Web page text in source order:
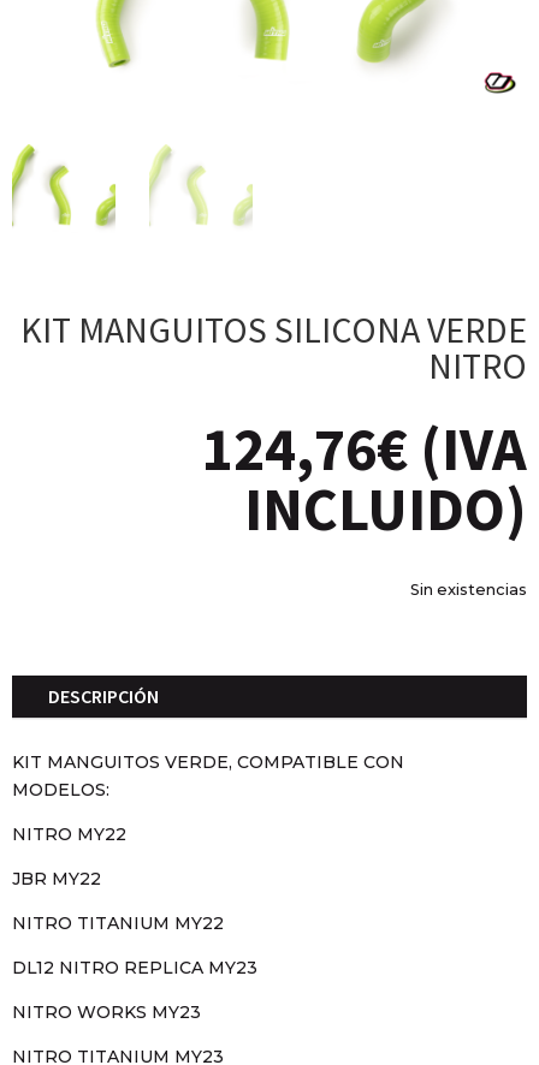
KIT MANGUITOS SILICONA VERDE
NITRO
124,76€ (IVA
INCLUIDO)
Sin existencias
DESCRIPCIÓN
KIT MANGUITOS VERDE, COMPATIBLE CON
MODELOS:
NITRO MY22
JBR MY22
NITRO TITANIUM MY22
DL12 NITRO REPLICA MY23
NITRO WORKS MY23
NITRO TITANIUM MY23